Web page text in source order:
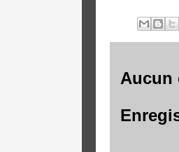
Aucun